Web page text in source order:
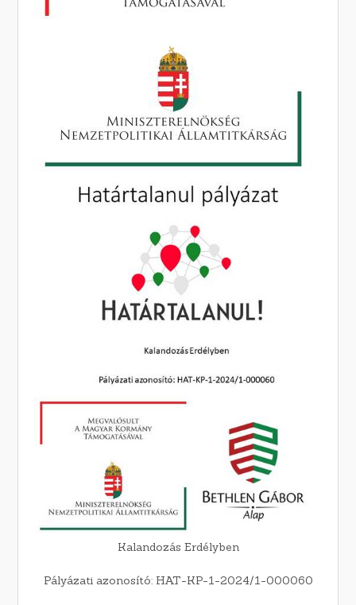
Kalandozás Erdélyben
Pályázati azonosító: HAT-KP-1-2024/1-000060